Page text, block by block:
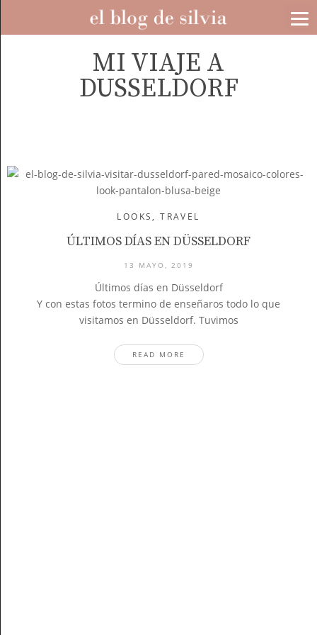
MI VIAJE A
DUSSELDORF
LOOKS ,TRAVEL
ÚLTIMOS DÍAS EN DÜSSELDORF
13 MAYO, 2019
Últimos días en Düsseldorf
Y con estas fotos termino de enseñaros todo lo que
visitamos en Düsseldorf. Tuvimos
READ MORE